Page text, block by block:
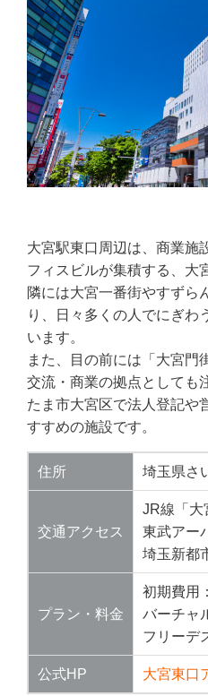
大宮駅東口周辺は、商業施
フィスビルが集積する、大
隣には大宮一番街やすずら
り、日々多くの人でにぎわ
います。
また、目の前には「大宮門
交流・商業の拠点としても
たま市大宮区で法人登記や
すすめの施設です。
住所 埼玉県さ
交通アクセス
JR線「大
東武アー
埼玉新都
プラン・料金
初期費用
バーチャ
フリーデ
公式HP 大宮東口